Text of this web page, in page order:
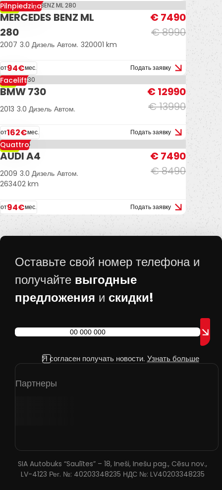
-17%
Pilnpiedziņa
MERCEDES BENZ ML
280
€ 8990
€ 7490
2007 3.0 Дизель Автом. 320001 km
от94€мес. Подать заявку
-7%
Facelift
BMW 730
€ 13990
€ 12990
2013 3.0 Дизель Автом.
от162€мес. Подать заявку
-12%
Quattro
AUDI A4
€ 8490
€ 7490
2009 3.0 Дизель Автом.
263402 km
от94€мес. Подать заявку
Оставьте свой номер телефона и
получайте выгодные
предложения и скидки!
Я согласен получать новости. Узнать больше
Партнеры
SIA Autobuks “Saulītes” – 18, Ineši, Inešu pag., Cēsu nov.,
LV-4123 Рег. №: 40203348235 НДС №: LV40203348235